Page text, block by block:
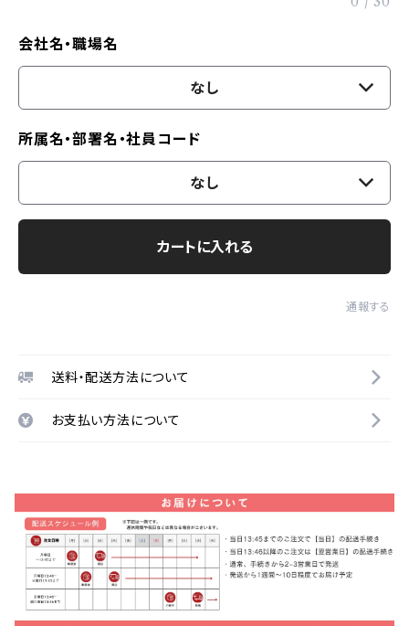
会社名・職場名
なし
所属名・部署名・社員コード
なし
カートに入れる
通報する
送料・配送方法について
お支払い方法について